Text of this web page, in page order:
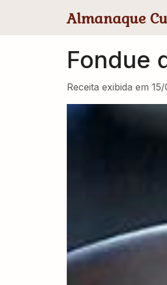
Almanaque
Fondue
Receita exibida em